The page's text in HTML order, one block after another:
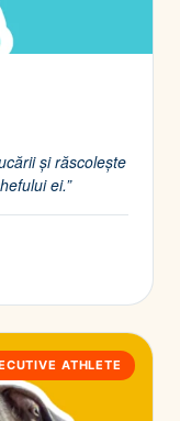
și răscolește
ei.”
ATHLETE